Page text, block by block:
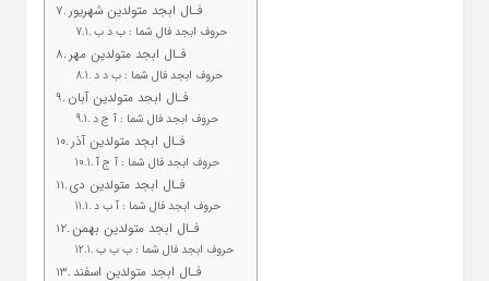
فـال ابجد متولدین شهریور
حروف ابجد فال شما : ب د ب
فـال ابجد متولدین مهر
حروف ابجد فال شما : ب د د
فـال ابجد متولدین آبان
حروف ابجد فال شما : آ ج د
فـال ابجد متولدین آذر
حروف ابجد فال شما : آ ج آ
فـال ابجد متولدین دی
حروف ابجد فال شما : آ ب د
فـال ابجد متولدین بهمن
حروف ابجد فال شما : ب ب ب
فـال ابجد متولدین اسفند